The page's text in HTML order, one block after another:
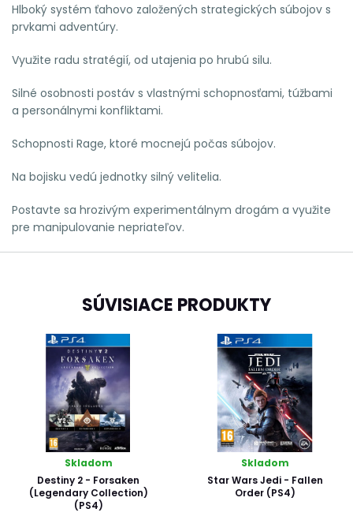
Hlboký systém ťahovo založených strategických súbojov s
prvkami adventúry.
Využite radu stratégií, od utajenia po hrubú silu.
Silné osobnosti postáv s vlastnými schopnosťami, túžbami
a personálnymi konfliktami.
Schopnosti Rage, ktoré mocnejú počas súbojov.
Na bojisku vedú jednotky silný velitelia.
Postavte sa hrozivým experimentálnym drogám a využite
pre manipulovanie nepriateľov.
SÚVISIACE PRODUKTY
Skladom
Destiny 2 - Forsaken
(Legendary Collection)
(PS4)
Skladom
Star Wars Jedi - Fallen
Order (PS4)